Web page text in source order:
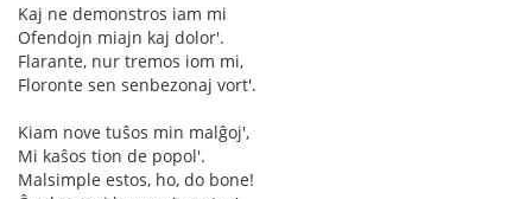
Kaj ne demonstros iam mi
Ofendojn miajn kaj dolor'.
Flarante, nur tremos iom mi,
Floronte sen senbezonaj vort'.
Kiam nove tuŝos min malĝoj',
Mi kaŝos tion de popol'.
Malsimple estos, ho, do bone!